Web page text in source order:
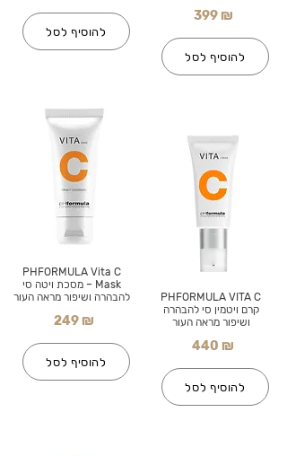
להוסיף לסל
PHFORMULA Vita C
Mask – מסכת ויטה סי
להבהרה ושיפור מראה העור
249 ₪
להוסיף לסל
399 ₪
להוסיף לסל
PHFORMULA VITA C
קרם ויטמין סי להבהרה
ושיפור מראה העור
440 ₪
להוסיף לסל